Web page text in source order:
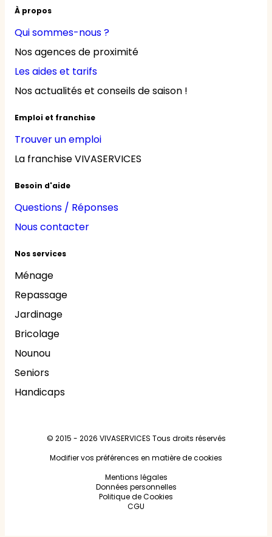
À propos
Qui sommes-nous ?
Nos agences de proximité
Les aides et tarifs
Nos actualités et conseils de saison !
Emploi et franchise
Trouver un emploi
La franchise VIVASERVICES
Besoin d'aide
Questions / Réponses
Nous contacter
Nos services
Ménage
Repassage
Jardinage
Bricolage
Nounou
Seniors
Handicaps
© 2015 - 2026 VIVASERVICES Tous droits réservés
Modifier vos préférences en matière de cookies
Mentions légales
Données personnelles
Politique de Cookies
CGU